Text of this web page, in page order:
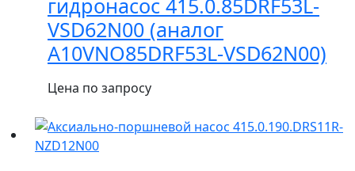
гидронасос 415.0.85DRF53L-
VSD62N00 (аналог
A10VNO85DRF53L-VSD62N00)
Цена по запросу